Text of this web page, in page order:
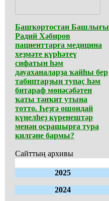
Башҡортостан Башлығы
Радий Хәбиров
пациенттарға медицина
хеҙмәте күрһәтеү
сифатын һәм
дауаханаларҙа ҡайһы бер
табиптарҙың тупаҫ һәм
битараф мөнәсәбәтен
ҡаты тәнҡит утына
тотто. Һеҙгә ошондай
күңелһеҙ күренештәр
менән осрашырға тура
килгәне бармы?
Сайттың архивы
2025
2024